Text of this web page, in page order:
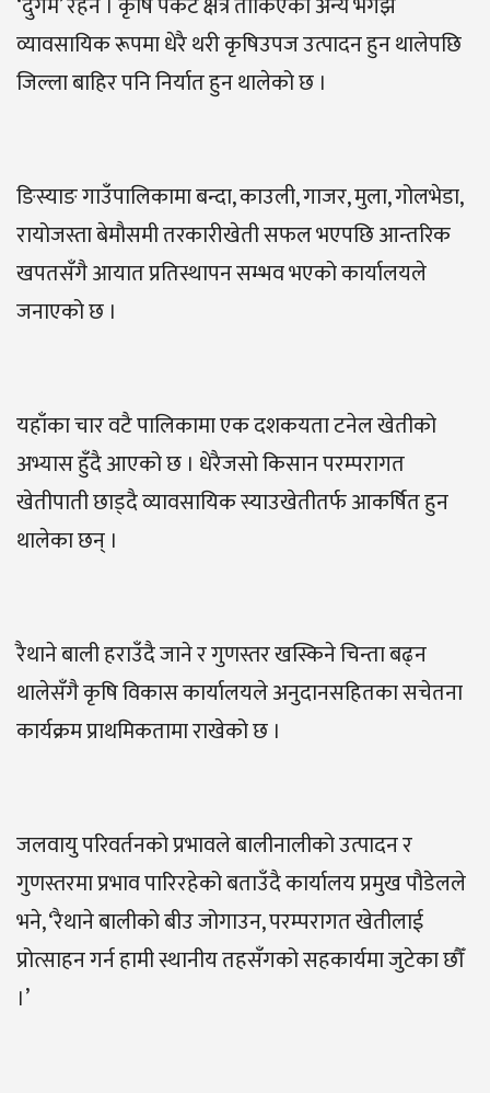
व्यावसायिक रूपमा धेरै थरी कृषिउपज उत्पादन हुन थालेपछि
जिल्ला बाहिर पनि निर्यात हुन थालेको छ ।
ङिस्याङ गाउँपालिकामा बन्दा, काउली, गाजर, मुला, गोलभेडा,
रायोजस्ता बेमौसमी तरकारीखेती सफल भएपछि आन्तरिक
खपतसँगै आयात प्रतिस्थापन सम्भव भएको कार्यालयले
जनाएको छ ।
यहाँका चार वटै पालिकामा एक दशकयता टनेल खेतीको
अभ्यास हुँदै आएको छ । धेरैजसो किसान परम्परागत
खेतीपाती छाड्दै व्यावसायिक स्याउखेतीतर्फ आकर्षित हुन
थालेका छन् ।
रैथाने बाली हराउँदै जाने र गुणस्तर खस्किने चिन्ता बढ्न
थालेसँगै कृषि विकास कार्यालयले अनुदानसहितका सचेतना
कार्यक्रम प्राथमिकतामा राखेको छ ।
जलवायु परिवर्तनको प्रभावले बालीनालीको उत्पादन र
गुणस्तरमा प्रभाव पारिरहेको बताउँदै कार्यालय प्रमुख पौडेलले
भने, ‘रैथाने बालीको बीउ जोगाउन, परम्परागत खेतीलाई
प्रोत्साहन गर्न हामी स्थानीय तहसँगको सहकार्यमा जुटेका छौँ
।’